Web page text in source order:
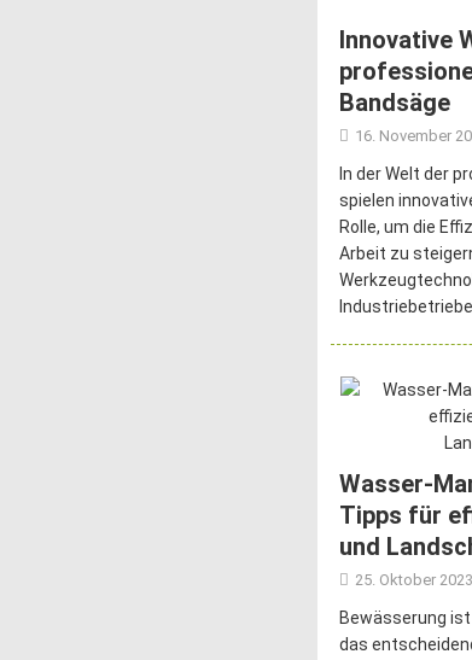
Innovative
Bandsäge
16. November
In der Welt der
spielen
Rolle, um die
Arbeit zu
Wasser-
Tipps für
und
25. Oktober 2023
Bewässerung
das